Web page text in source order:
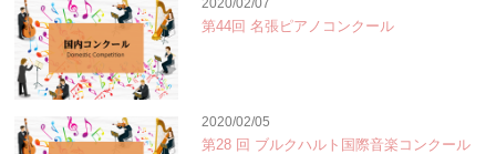
第44回 名張ピアノコンクール
2020/02/05
第28 回 ブルクハルト国際音楽コンクール